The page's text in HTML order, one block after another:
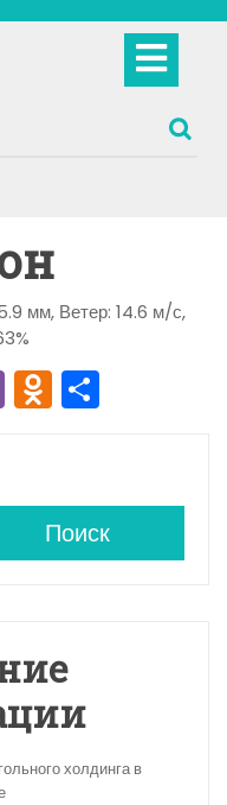
мм, Ветер: 14.6 м/с,
Vi
b
O
d
o
kl
a
s
ni
ki
а
в
и
Поиск
холдинга в